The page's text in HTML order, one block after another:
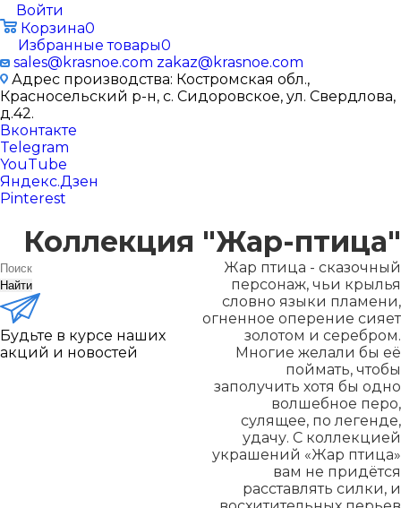
Войти
Корзина0
Избранные товары0
sales@krasnoe.com zakaz@krasnoe.com
Адрес производства: Костромская обл.,
Красносельский р-н, с. Сидоровское, ул. Свердлова,
д.42.
Вконтакте
Telegram
YouTube
Яндекс.Дзен
Pinterest
Коллекция "Жар-птица"
Жар птица - сказочный
персонаж, чьи крылья
словно языки пламени,
огненное оперение сияет
золотом и серебром.
Многие желали бы её
поймать, чтобы
заполучить хотя бы одно
волшебное перо,
сулящее, по легенде,
удачу. С коллекцией
украшений «Жар птица»
вам не придётся
расставлять силки, и
Найти
Будьте в курсе наших
акций и новостей